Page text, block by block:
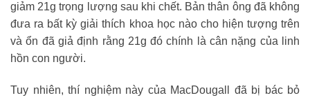
giảm 21g trọng lượng sau khi chết. Bản thân ông đã không
đưa ra bất kỳ giải thích khoa học nào cho hiện tượng trên
và ổn đã giả định rằng 21g đó chính là cân nặng của linh
hồn con người.
Tuy nhiên, thí nghiệm này của MacDougall đã bị bác bỏ